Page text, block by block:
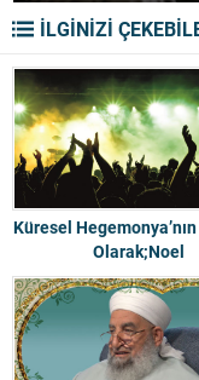
İLGİNİZİ
Küresel
Olarak;Noel